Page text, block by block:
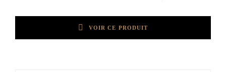
VOIR CE PRODUIT